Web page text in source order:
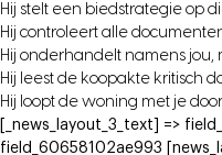
Hij stelt een biedstrategie op
Hij controleert alle
Hij onderhandelt namens
Hij leest de koopakte kritisch
Hij loopt de woning met je
[_news_layout_3_text] =>
field_60658102ae993